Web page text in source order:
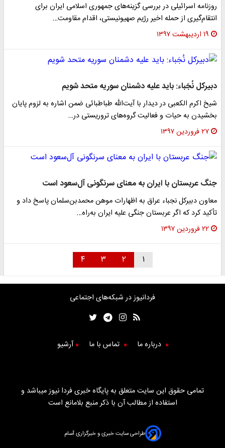
روزنامه اسرائیلی در بررسی گزینه‌های جمهوری اسلامی ایران برای
انتقام‌گیری از حمله اخیر رژیم صهیونیستی، اقدام مقاومت…
۱۹ اردیبهشت ۱۳۹۷
دبیرکل نُجَباء: باید علیه دشمنان سوریه متحد شویم
شیخ اکرم الکعبی در دیدار با آیت‌الله طباطبائی ضمن اشاره به لزوم پایان
بخشیدن به حیات و فعالیت گروه‌های تروریستی در…
۲۷ فروردین ۱۳۹۷
جنگ عربستان با ایران به معنای سرنگونی آل‌سعود است
معاون دبیرکل نجباء عراق به اظهارات موهن محمدبن‌سلمان پاسخ داد و
تأکید کرد که اگر عربستان جنگی علیه ایران به‌راه…
۲۲ فروردین ۱۳۹۷
۱ ۲ ۳ ۴
فردانیوز در شبکه‌های اجتماعی
درباره ما تماس با ما آرشیو
تمامی حقوق این سایت متعلق به پایگاه خبری فردا نیوز میباشد و
استفاده از مطالب آن با ذکر منبع بلامانع است
طراحی سایت خبری و خبرگزاری آسام